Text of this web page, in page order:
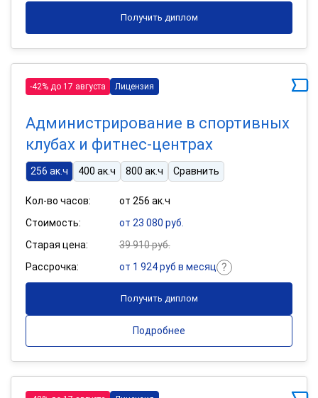
Получить диплом
-42% до 17 августа Лицензия
Администрирование в спортивных
клубах и фитнес-центрах
256 ак.ч 400 ак.ч 800 ак.ч Сравнить
Кол-во часов:
от 256 ак.ч
Стоимость:
от 23 080 руб.
Старая цена:
39 910 руб.
Рассрочка:
от 1 924 руб в месяц
Получить диплом
Подробнее